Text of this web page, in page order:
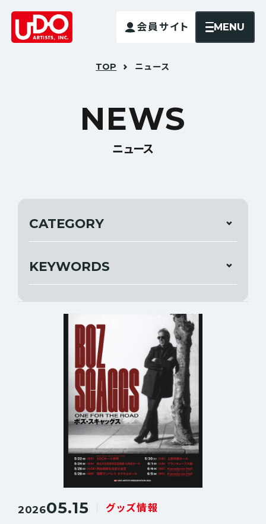
会員サイト MENU
TOP ニュース
NEWS
ニュース
CATEGORY
すべて
公演情報
グッズ情報
当日券情報
お知らせ
KEYWORDS
すべて
ANN WILSON
DIANA KRALL
ERIK GRÖNWALL
THE GREATEST ROCK FUKUOKA
NIGHT RANGER
BOZ SCAGGS
CHET FAKER
JOURNEY
TEDESCHI TRUCKS BAND
BRYAN ADAMS
CARLOS MARIN
202605.15 グッズ情報